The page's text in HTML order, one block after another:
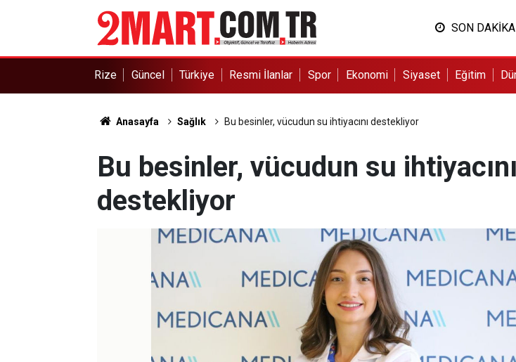
SON DAKİKA
Rize Güncel Türkiye Resmi İlanlar Spor Ekonomi Siyaset Eğitim
Anasayfa Sağlık Bu besinler, vücudun su ihtiyacını destekliyor
Bu besinler, vücudun su ihtiyacını
destekliyor